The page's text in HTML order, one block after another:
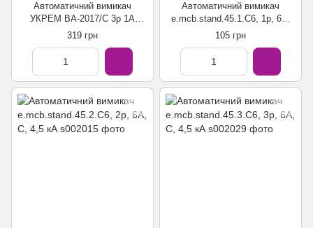
Автоматичний вимикач
УКРЕМ ВА-2017/С 3р 1А
АСКО
319 грн
Автоматичний вимикач
e.mcb.stand.45.1.C6, 1р, 6А,
C, 4,5 кА
105 грн